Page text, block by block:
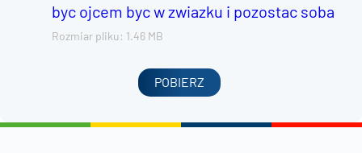
byc ojcem byc w zwiazku i pozostac soba
Rozmiar pliku: 1.46 MB
POBIERZ